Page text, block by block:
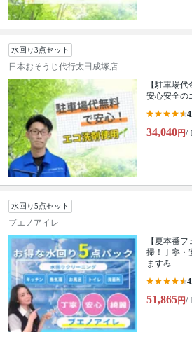
水回り3点セット
日本おそうじ代行太田成塚店
【駐車場
安心安全の
34,040円/
水回り5点セット
ブエノアイレ
【夏本番
掃！丁寧・
ます💪
51,865円/